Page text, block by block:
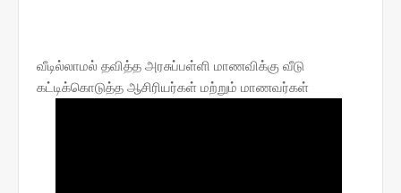
வீடில்லாமல் தவித்த அரசுப்பள்ளி மாணவிக்கு வீடு
கட்டிக்கொடுத்த ஆசிரியர்கள் மற்றும் மாணவர்கள்